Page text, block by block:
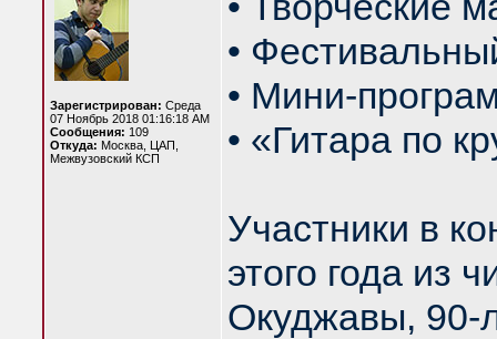
Зарегистрирован: Среда
07 Ноябрь 2018 01:16:18 AM
Сообщения: 109
Откуда: Москва, ЦАП,
Межвузовский КСП
•
• Мини-
• «Гитара по
Участники в
этого года из
Окуджавы, 90-